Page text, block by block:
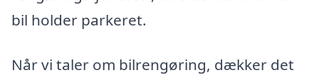
bil holder parkeret.
Når vi taler om bilrengøring, dækker det